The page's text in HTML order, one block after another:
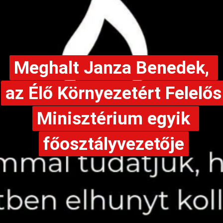
Meghalt Janza Benedek,
az Élő Környezetért Felelős
Minisztérium egyik
főosztályvezetője
Meghalt Janza Benedek,
az Élő Környezetért Felelős
Minisztérium egyik
főosztályvezetője